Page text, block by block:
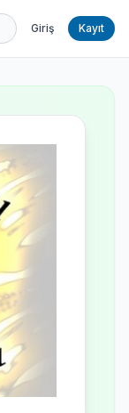
Giriş Kayıt